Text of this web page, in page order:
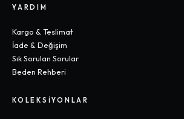
YARDIM
Kargo & Teslimat
İade & Değişim
Sık Sorulan Sorular
Beden Rehberi
KOLEKSIYONLAR